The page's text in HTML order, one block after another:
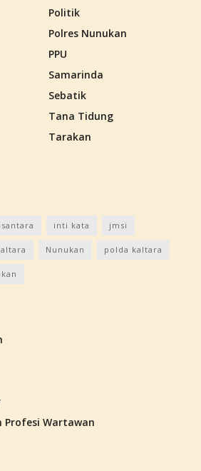
Politik
Polres Nunukan
PPU
Samarinda
Sebatik
Tana Tidung
Tarakan
inti kata jmsi
Nunukan polda kaltara
Profesi Wartawan